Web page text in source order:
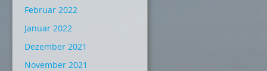
Februar 2022
Januar 2022
Dezember 2021
November 2021